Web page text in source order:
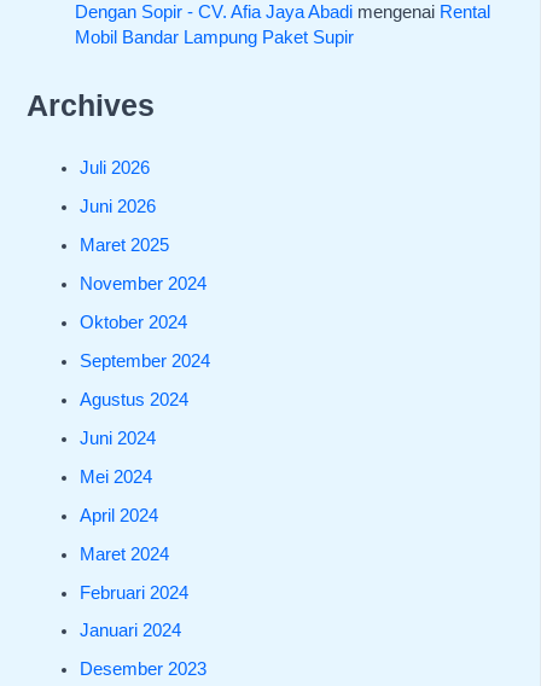
Dengan Sopir - CV. Afia Jaya Abadi mengenai Rental
Mobil Bandar Lampung Paket Supir
Archives
Juli 2026
Juni 2026
Maret 2025
November 2024
Oktober 2024
September 2024
Agustus 2024
Juni 2024
Mei 2024
April 2024
Maret 2024
Februari 2024
Januari 2024
Desember 2023